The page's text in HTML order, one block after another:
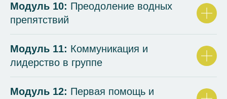
Модуль 10: Преодоление водных
препятствий
Модуль 11: Коммуникация и
лидерство в группе
Модуль 12: Первая помощь и